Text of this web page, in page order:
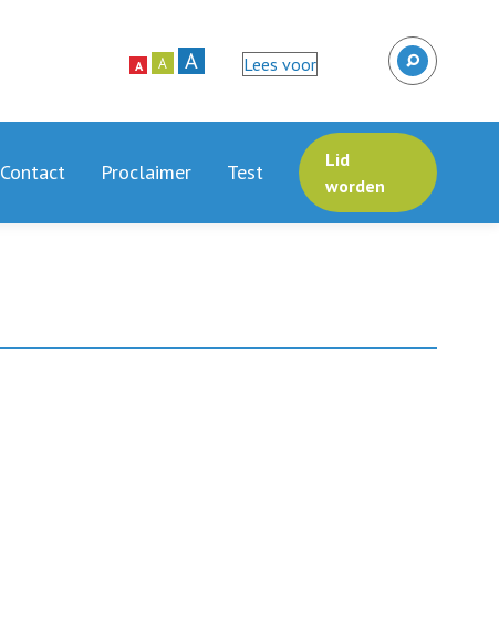
A A A Lees voor
Contact Proclaimer Test
Lid
worden